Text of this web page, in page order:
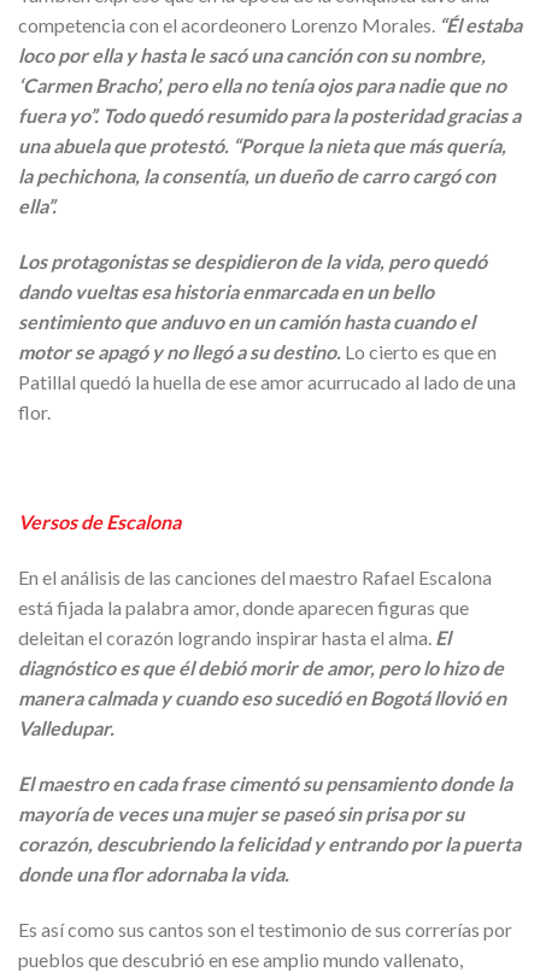
competencia con el acordeonero Lorenzo Morales. “Él estaba
loco por ella y hasta le sacó una canción con su nombre,
‘Carmen Bracho’, pero ella no tenía ojos para nadie que no
fuera yo”. Todo quedó resumido para la posteridad gracias a
una abuela que protestó. “Porque la nieta que más quería,
la pechichona, la consentía, un dueño de carro cargó con
ella”.
Los protagonistas se despidieron de la vida, pero quedó
dando vueltas esa historia enmarcada en un bello
sentimiento que anduvo en un camión hasta cuando el
motor se apagó y no llegó a su destino. Lo cierto es que en
Patillal quedó la huella de ese amor acurrucado al lado de una
flor.
Versos de Escalona
En el análisis de las canciones del maestro Rafael Escalona
está fijada la palabra amor, donde aparecen figuras que
deleitan el corazón logrando inspirar hasta el alma. El
diagnóstico es que él debió morir de amor, pero lo hizo de
manera calmada y cuando eso sucedió en Bogotá llovió en
Valledupar.
El maestro en cada frase cimentó su pensamiento donde la
mayoría de veces una mujer se paseó sin prisa por su
corazón, descubriendo la felicidad y entrando por la puerta
donde una flor adornaba la vida.
Es así como sus cantos son el testimonio de sus correrías por
pueblos que descubrió en ese amplio mundo vallenato,